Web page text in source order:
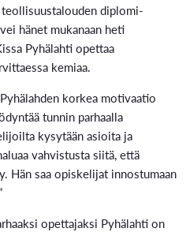
diplomi-
hänet mukanaan heti
Pyhälahti opettaa
kemiaa.
korkea motivaatio
tunnin parhaalla
kysytään asioita ja
vahvistusta siitä, että
Hän saa opiskelijat innostumaan
opettajaksi Pyhälahti on